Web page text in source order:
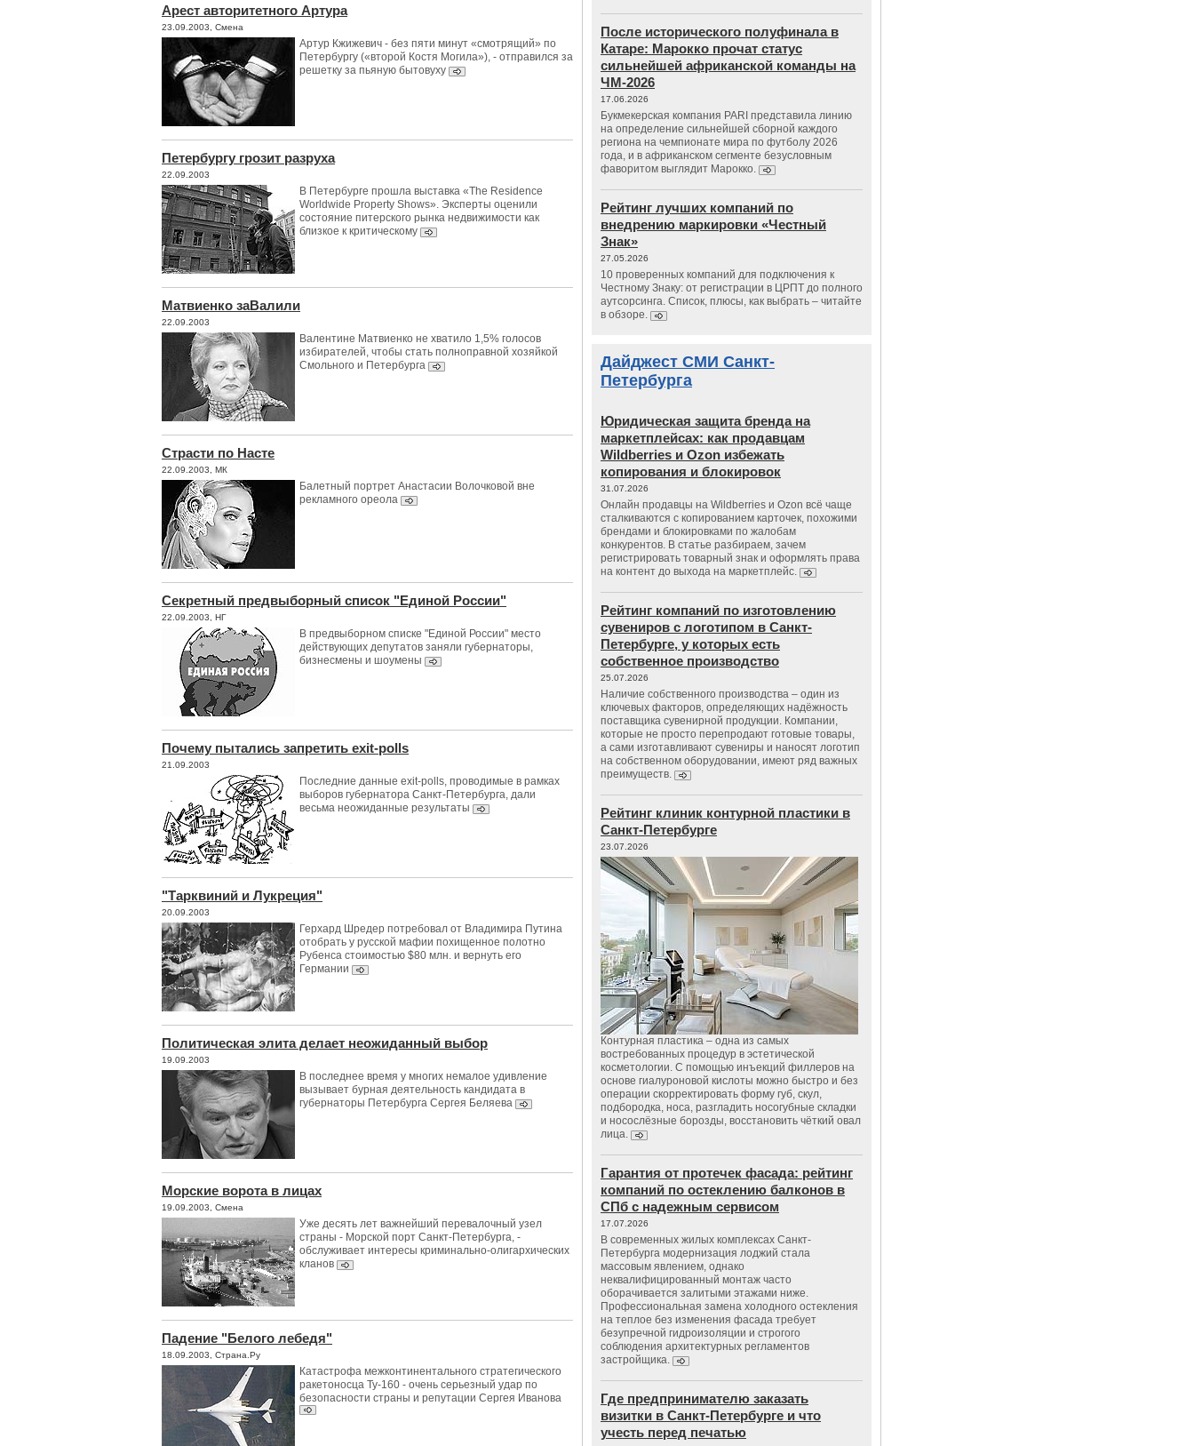
Арест авторитетного Артура
23.09.2003, Смена
Артур Кжижевич - без пяти минут «смотрящий» по
Петербургу («второй Костя Могила»), - отправился за
решетку за пьяную бытовуху
Петербургу грозит разруха
22.09.2003
В Петербурге прошла выставка «The Residence
Worldwide Property Shows». Эксперты оценили
состояние питерского рынка недвижимости как
близкое к критическому
Матвиенко заВалили
22.09.2003
Валентине Матвиенко не хватило 1,5% голосов
избирателей, чтобы стать полноправной хозяйкой
Смольного и Петербурга
Страсти по Hасте
22.09.2003, МК
Балетный портрет Анастасии Волочковой вне
рекламного ореола
Секретный предвыборный список "Единой России"
22.09.2003, НГ
В предвыборном списке "Единой России" место
действующих депутатов заняли губернаторы,
бизнесмены и шоумены
Почему пытались запретить exit-polls
21.09.2003
Последние данные exit-polls, проводимые в рамках
выборов губернатора Санкт-Петербурга, дали
весьма неожиданные результаты
"Тарквиний и Лукреция"
20.09.2003
Герхард Шредер потребовал от Владимира Путина
отобрать у русской мафии похищенное полотно
Рубенса стоимостью $80 млн. и вернуть его
Германии
Политическая элита делает неожиданный выбор
19.09.2003
В последнее время у многих немалое удивление
вызывает бурная деятельность кандидата в
губернаторы Петербурга Сергея Беляева
Морские ворота в лицах
19.09.2003, Смена
Уже десять лет важнейший перевалочный узел
страны - Морской порт Санкт-Петербурга, -
обслуживает интересы криминально-олигархических
кланов
Падение "Белого лебедя"
18.09.2003, Страна.Ру
Катастрофа межконтинентального стратегического
ракетоносца Ту-160 - очень серьезный удар по
безопасности страны и репутации Сергея Иванова
После исторического полуфинала в
Катаре: Марокко прочат статус
сильнейшей африканской команды на
ЧМ-2026
17.06.2026
Букмекерская компания PARI представила линию
на определение сильнейшей сборной каждого
региона на чемпионате мира по футболу 2026
года, и в африканском сегменте безусловным
фаворитом выглядит Марокко.
Рейтинг лучших компаний по
внедрению маркировки «Честный
Знак»
27.05.2026
10 проверенных компаний для подключения к
Честному Знаку: от регистрации в ЦРПТ до полного
аутсорсинга. Список, плюсы, как выбрать – читайте
в обзоре.
Дайджест СМИ Санкт-
Петербурга
Юридическая защита бренда на
маркетплейсах: как продавцам
Wildberries и Ozon избежать
копирования и блокировок
31.07.2026
Онлайн продавцы на Wildberries и Ozon всё чаще
сталкиваются с копированием карточек, похожими
брендами и блокировками по жалобам
конкурентов. В статье разбираем, зачем
регистрировать товарный знак и оформлять права
на контент до выхода на маркетплейс.
Рейтинг компаний по изготовлению
сувениров с логотипом в Санкт-
Петербурге, у которых есть
собственное производство
25.07.2026
Наличие собственного производства – один из
ключевых факторов, определяющих надёжность
поставщика сувенирной продукции. Компании,
которые не просто перепродают готовые товары,
а сами изготавливают сувениры и наносят логотип
на собственном оборудовании, имеют ряд важных
преимуществ.
Рейтинг клиник контурной пластики в
Санкт-Петербурге
23.07.2026
Контурная пластика – одна из самых
востребованных процедур в эстетической
косметологии. С помощью инъекций филлеров на
основе гиалуроновой кислоты можно быстро и без
операции скорректировать форму губ, скул,
подбородка, носа, разгладить носогубные складки
и носослёзные борозды, восстановить чёткий овал
лица.
Гарантия от протечек фасада: рейтинг
компаний по остеклению балконов в
СПб с надежным сервисом
17.07.2026
В современных жилых комплексах Санкт-
Петербурга модернизация лоджий стала
массовым явлением, однако
неквалифицированный монтаж часто
оборачивается залитыми этажами ниже.
Профессиональная замена холодного остекления
на теплое без изменения фасада требует
безупречной гидроизоляции и строгого
соблюдения архитектурных регламентов
застройщика.
Где предпринимателю заказать
визитки в Санкт-Петербурге и что
учесть перед печатью